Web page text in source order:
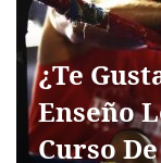
¿Te
Enseño
Curso